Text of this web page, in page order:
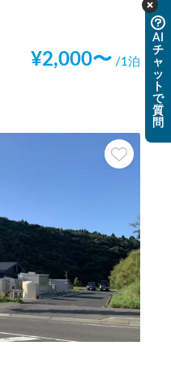
¥2,000〜 /1泊
AI
チ
ャ
ッ
ト
で
質
問